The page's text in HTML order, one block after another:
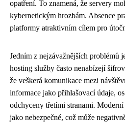
opatření. To znamená, že servery
kybernetickým hrozbám. Absence
platformy atraktivním cílem pro
Jedním z nejzávažnějších problémů
hosting služby často nenabízejí
že veškerá komunikace mezi
informace jako přihlašovací údaje,
odchyceny třetími stranami.
jako nebezpečné, což může